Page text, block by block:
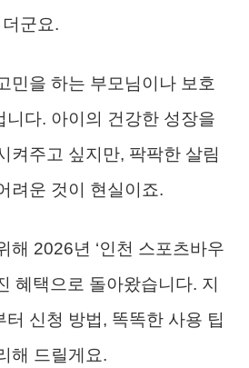
군요.
민을 하는 부모님이나 보호
니다. 아이의 건강한 성장을
켜주고 싶지만, 팍팍한 살림
려운 것이 현실이죠.
해 2026년 ‘인천 스포츠바우
혜택으로 돌아왔습니다. 지
신청 방법, 똑똑한 사용 팁
해 드릴게요.